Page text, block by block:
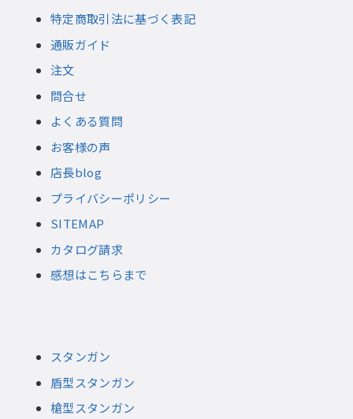
特定商取引法に基づく表記
通販ガイド
注文
問合せ
よくある質問
お客様の声
店長blog
プライバシーポリシー
SITEMAP
カタログ請求
感想はこちらまで
スタンガン
盾型スタンガン
槍型スタンガン